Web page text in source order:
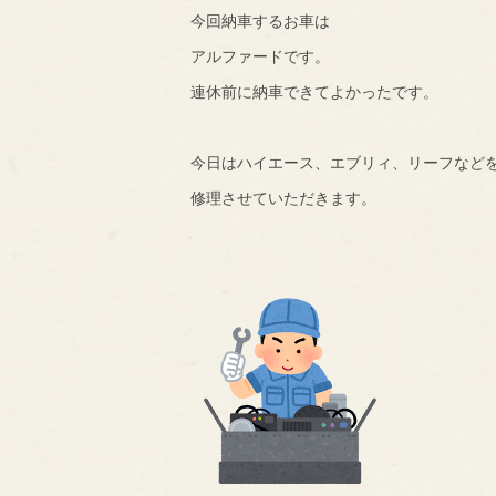
今回納車するお車は
アルファードです。
連休前に納車できてよかったです。
今日はハイエース、エブリィ、リーフなど
修理させていただきます。